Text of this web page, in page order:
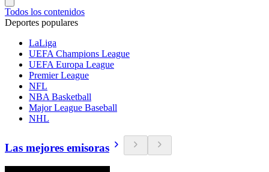
Todos los contenidos
Deportes populares
LaLiga
UEFA Champions League
UEFA Europa League
Premier League
NFL
NBA Basketball
Major League Baseball
NHL
Las mejores emisoras